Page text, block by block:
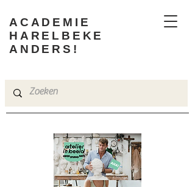
ACADEMIE
HARELBEKE
ANDERS!